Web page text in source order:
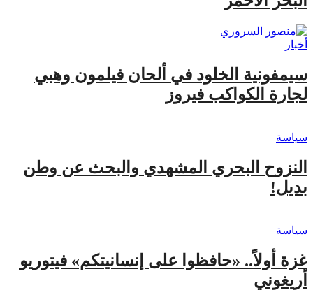
أخبار
سيمفونية الخلود في ألحان فيلمون وهبي
لجارة الكواكب فيروز
سياسة
النزوح البحري المشهدي والبحث عن وطن
بديل!
سياسة
غزة أولاً.. «حافظوا على إنسانيتكم» فيتوريو
أريغوني